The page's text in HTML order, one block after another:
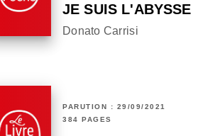
JE SUIS L'ABYSSE
Donato Carrisi
PARUTION : 29/09/2021
384 PAGES